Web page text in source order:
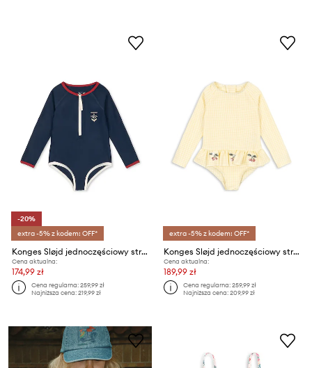
-20%
extra -5% z kodem: OFF*
Konges Sløjd jednoczęściowy strój kąpielowy dziecięcy LAGUNA LS SWIMSUIT GRS
Cena aktualna:
174,99 zł
Cena regularna:259,99 zł
Najniższa cena:219,99 zł
extra -5% z kodem: OFF*
Konges Sløjd jednoczęściowy strój kąpielowy dziecięcy ETTA LS SWIMSUIT
Cena aktualna:
189,99 zł
Cena regularna:259,99 zł
Najniższa cena:209,99 zł